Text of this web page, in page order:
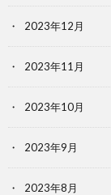
2023年12月
2023年11月
2023年10月
2023年9月
2023年8月